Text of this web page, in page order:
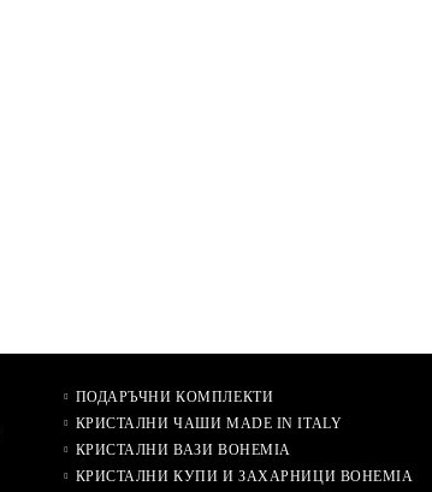
ПОДАРЪЧНИ КОМПЛЕКТИ
КРИСТАЛНИ ЧАШИ MADE IN ITALY
КРИСТАЛНИ ВАЗИ BOHEMIA
КРИСТАЛНИ КУПИ И ЗАХАРНИЦИ BOHEMIA